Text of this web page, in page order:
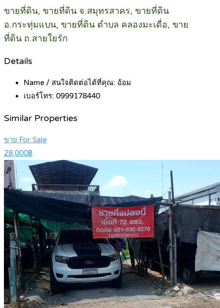
ขายที่ดิน, ขายที่ดิน จ.สมุทรสาคร, ขายที่ดิน
อ.กระทุ่มแบน, ขายที่ดิน ตำบล คลองมะเดื่อ, ขาย
ที่ดิน ถ.สายใยรัก
Details
Name / สนใจติดต่อได้ที่คุณ: อ้อม
เบอร์โทร: 0999178440
Similar Properties
ขาย For Sale
28,000฿